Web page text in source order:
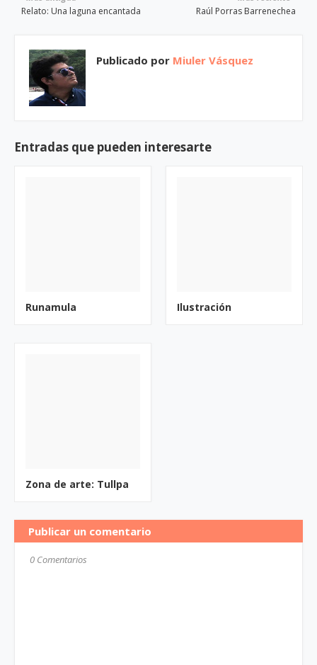
Raúl Porras Barrenechea
Relato: Una laguna encantada
Publicado por Miuler Vásquez
Entradas que pueden interesarte
Runamula Ilustración
Zona de arte: Tullpa
Publicar un comentario
0 Comentarios